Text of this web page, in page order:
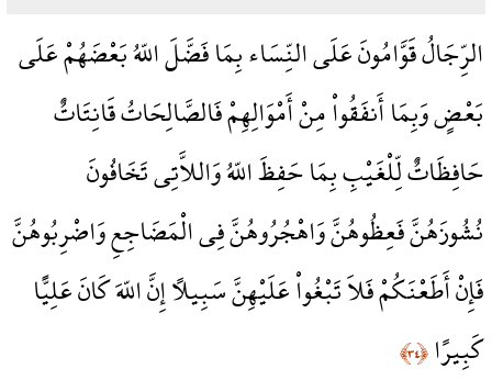
الرِّجَالُ قَوَّامُونَ عَلَى النِّسَاء بِمَا فَضَّلَ اللّهُ بَعْضَهُمْ عَلَى
بَعْضٍ وَبِمَا أَنفَقُواْ مِنْ أَمْوَالِهِمْ فَالصَّالِحَاتُ قَانِتَاتٌ
حَافِظَاتٌ لِّلْغَيْبِ بِمَا حَفِظَ اللّهُ وَاللاَّتِي تَخَافُونَ
نُشُوزَهُنَّ فَعِظُوهُنَّ وَاهْجُرُوهُنَّ فِي الْمَضَاجِعِ وَاضْرِبُوهُنَّ
فَإِنْ أَطَعْنَكُمْ فَلاَ تَبْغُواْ عَلَيْهِنَّ سَبِيلاً إِنَّ اللّهَ كَانَ عَلِيًّا
كَبِيرًا﴿٣٤﴾